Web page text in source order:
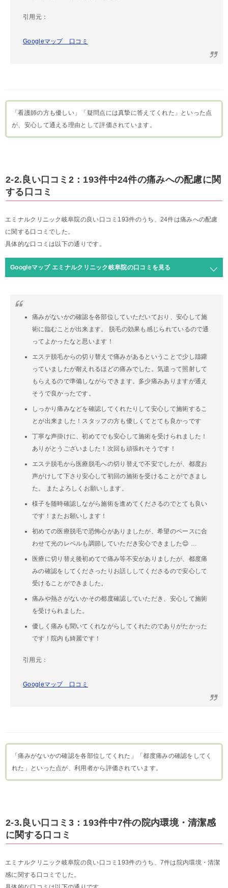
引用元：
Googleマップ 口コミ
「看護師の方も優しい」「疑問点には真摯に答えてくれた」といった点
が、安心して通える理由として評価されています。
2-2.良い口コミ2：193件中24件の痛みへの配慮に関
する口コミ
エミナルクリニック岐阜院の良い口コミ193件のうち、24件は痛みへの配慮
に関する口コミでした。
具体的な口コミは以下の通りです。
Googleマップ エミナルクリニック岐阜院の口コミを見る
痛みがないかの確認を各部位していただいており、安心して施
術に臨むことが出来ます。 脱毛の効果も感じられているので通
ってよかったなと思います！
エステ脱毛からの切り替えで痛みがあるということで少し躊躇
っていましたが耐えれるほどの痛みでした。気遣って照射して
もらえるので準備しながらできます。多少痛みありますが通え
そうで良かったです。
しっかり痛みなどを確認してくれたりして安心して施術するこ
とが出来ました！スタッフの方も優しくてとても良かっです
丁寧な声掛けに、初めてでも安心して施術を受けられました！
ありがとうございました！次回も頑張れそうです！
エステ脱毛から医療脱毛への切り替えで不安でしたが、都度お
声がけして下さり安心して初回の施術を受けることができまし
た。 またよろしくお願いします。
様子を随時確認しながら施術を進めてくださるのでとても良い
です！またお願いします！
初めての医療脱毛で恐怖心がありましたが、希望のペースに合
わせて光のレベルも調節していただき安心できました😌 …
医療に切り替え後初めてで痛み等不安がありましたが、都度痛
みの確認をしてくださったりお話ししてくださるので安心して
受けることができました。
痛みや熱さがないかその都度確認していただき、安心して施術
を受けられました。
優しく痛みも聞いてくれながらしてくれたのでありがたかった
です！院内も綺麗です！
引用元：
Googleマップ 口コミ
「痛みがないかの確認を各部位してくれた」「都度痛みの確認をしてく
れた」といった点が、利用者から評価されています。
2-3.良い口コミ3：193件中7件の院内環境・清潔感
に関する口コミ
エミナルクリニック岐阜院の良い口コミ193件のうち、7件は院内環境・清潔
感に関する口コミでした。